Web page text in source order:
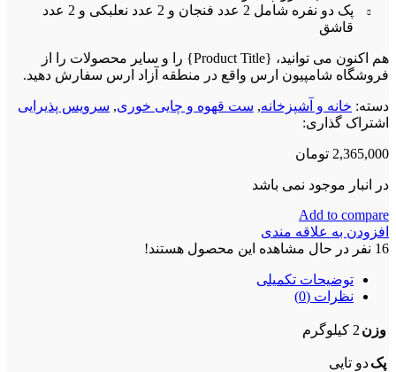
پک دو نفره شامل 2 عدد فنجان و 2 عدد نعلبکی و 2 عدد
قاشق
هم اکنون می توانید، {Product Title} را و سایر محصولات را از
فروشگاه شامپیون ارس واقع در منطقه آزاد ارس سفارش دهید.
دسته: خانه و آشپزخانه, ست قهوه و چایی خوری, سرویس پذیرایی
اشتراک گذاری:
2,365,000 تومان
در انبار موجود نمی باشد
Add to compare
افزودن به علاقه مندی
16 نفر در حال مشاهده این محصول هستند!
توضیحات تکمیلی
نظرات (0)
وزن 2 کیلوگرم
پکدو تایی